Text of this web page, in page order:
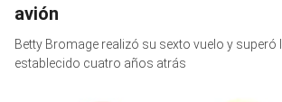
avión
Betty Bromage realizó su sexto vuelo y superó
establecido cuatro años atrás